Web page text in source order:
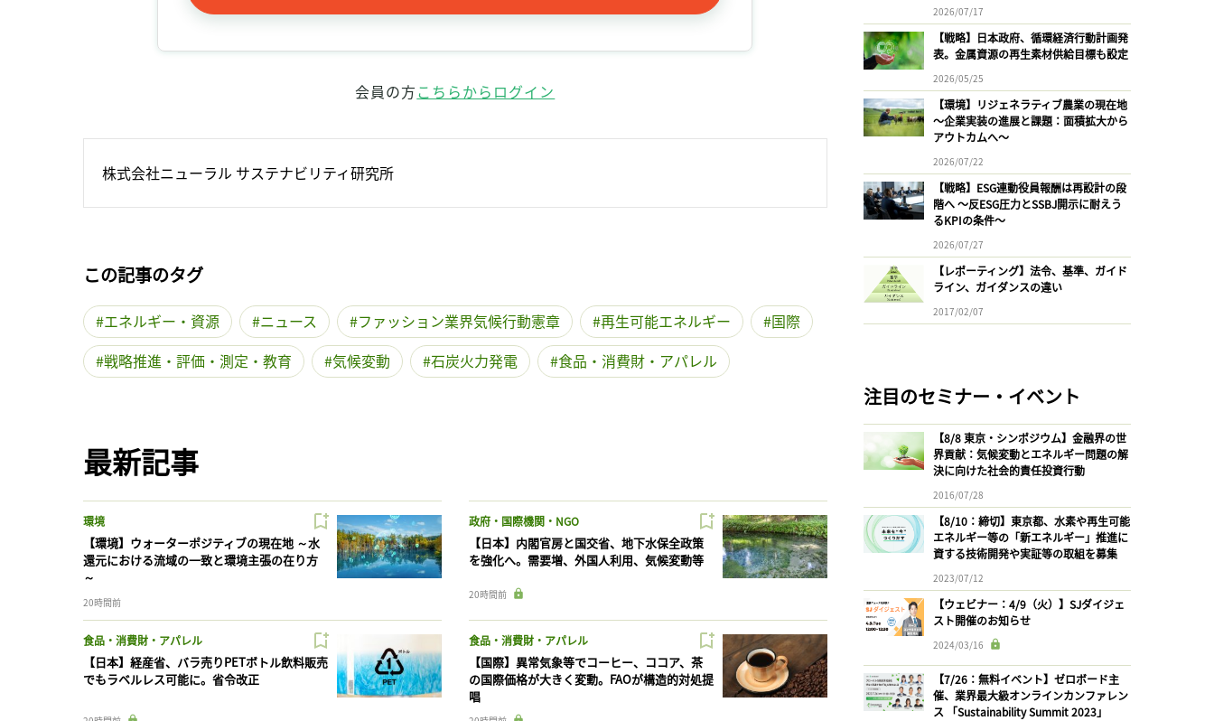
会員の方こちらからログイン
株式会社ニューラル サステナビリティ研究所
この記事のタグ
エネルギー・資源 ニュース ファッション業界気候行動憲章 再生可能エネルギー
国際
戦略推進・評価・測定・教育
気候変動 石炭火力発電 食品・消費財・アパレル
最新記事
環境
【環境】ウォーターポジティブの現在地 ～水
還元における流域の一致と環境主張の在り方
～
20時間前
政府・国際機関・NGO
【日本】内閣官房と国交省、地下水保全政策
を強化へ。需要増、外国人利用、気候変動等
20時間前
食品・消費財・アパレル
【日本】経産省、バラ売りPETボトル飲料販売
でもラベルレス可能に。省令改正
食品・消費財・アパレル
【国際】異常気象等でコーヒー、ココア、茶
の国際価格が大きく変動。FAOが構造的対処提
唱
2026/07/17
【戦略】日本政府、循環経済行動計画発
表。金属資源の再生素材供給目標も設定
2026/05/25
【環境】リジェネラティブ農業の現在地
〜企業実装の進展と課題：面積拡大から
アウトカムへ〜
2026/07/22
【戦略】ESG連動役員報酬は再設計の段
階へ 〜反ESG圧力とSSBJ開示に耐えう
るKPIの条件〜
2026/07/27
【レポーティング】法令、基準、ガイド
ライン、ガイダンスの違い
2017/02/07
注目のセミナー・イベント
【8/8 東京・シンポジウム】金融界の世
界貢献：気候変動とエネルギー問題の解
決に向けた社会的責任投資行動
2016/07/28
【8/10：締切】東京都、水素や再生可能
エネルギー等の「新エネルギー」推進に
資する技術開発や実証等の取組を募集
2023/07/12
【ウェビナー：4/9（火）】SJダイジェ
スト開催のお知らせ
2024/03/16
【7/26：無料イベント】ゼロボード主
催、業界最大級オンラインカンファレン
ス 「Sustainability Summit 2023」